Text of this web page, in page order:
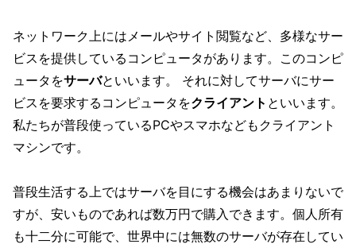
ネットワーク上にはメールやサイト閲覧など、多様なサー
ビスを提供しているコンピュータがあります。このコンピ
ュータをサーバといいます。 それに対してサーバにサー
ビスを要求するコンピュータをクライアント といいます。
私たちが普段使っているPCやスマホなどもクライアント
マシンです。
普段生活する上ではサーバを目にする機会はあまりないで
すが、安いものであれば数万円で購入できます。個人所有
も十二分に可能で、世界中には無数のサーバが存在してい